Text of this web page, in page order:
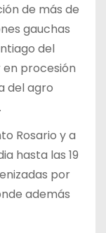
de más de
gauchas
del
en procesión
del agro
Rosario y a
hasta las 19
por
además